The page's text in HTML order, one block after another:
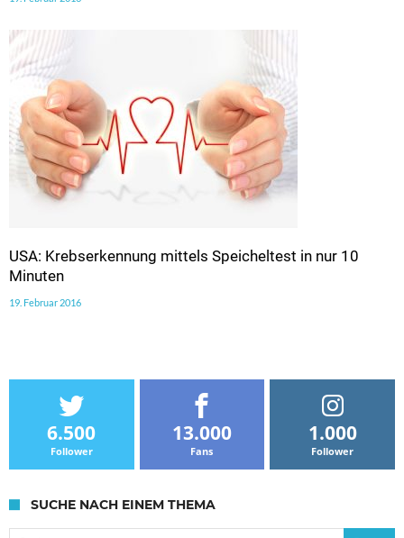
USA: Krebserkennung mittels Speicheltest in nur 10
Minuten
19. Februar 2016
6.500
Follower
13.000
Fans
1.000
Follower
SUCHE NACH EINEM THEMA
Suche nach: